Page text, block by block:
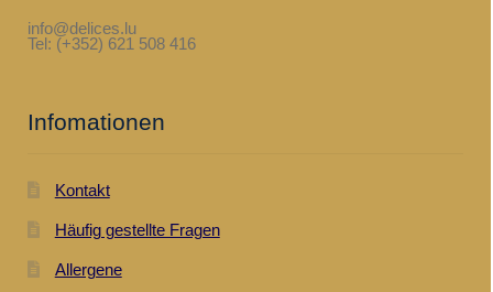
info@delices.lu
Tel: (+352) 621 508 416
Infomationen
Kontakt
Häufig gestellte Fragen
Allergene